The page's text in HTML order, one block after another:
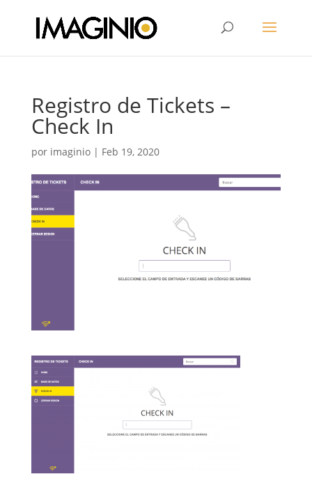
Registro de Tickets –
Check In
por imaginio| Feb 19, 2020